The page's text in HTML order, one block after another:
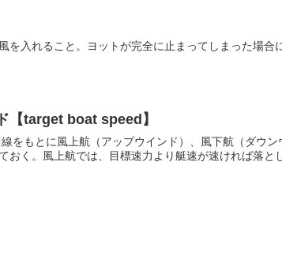
を入れること。ヨットが完全に止まってしまった場合
【target boat speed】
をもとに風上航（アップウインド）、風下航（ダウ
おく。風上航では、目標速力より艇速が速ければ落と